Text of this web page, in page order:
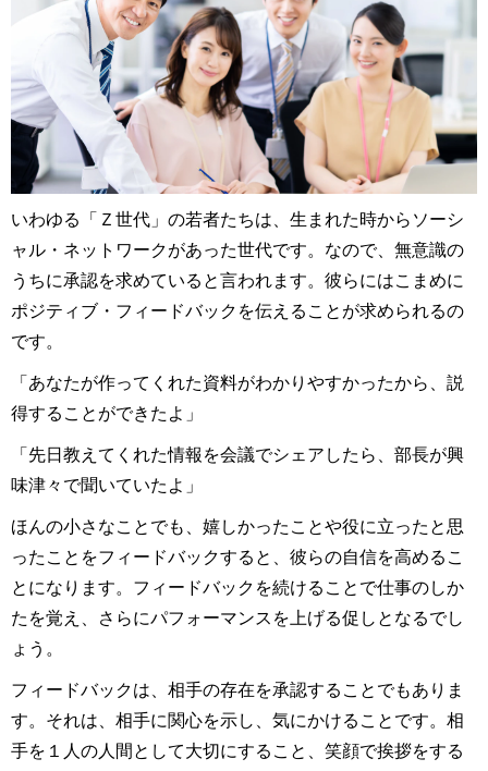
いわゆる「Ｚ世代」の若者たちは、生まれた時からソーシ
ャル・ネットワークがあった世代です。なので、無意識の
うちに承認を求めていると言われます。彼らにはこまめに
ポジティブ・フィードバックを伝えることが求められるの
です。
「あなたが作ってくれた資料がわかりやすかったから、説
得することができたよ」
「先日教えてくれた情報を会議でシェアしたら、部長が興
味津々で聞いていたよ」
ほんの小さなことでも、嬉しかったことや役に立ったと思
ったことをフィードバックすると、彼らの自信を高めるこ
とになります。フィードバックを続けることで仕事のしか
たを覚え、さらにパフォーマンスを上げる促しとなるでし
ょう。
フィードバックは、相手の存在を承認することでもありま
す。それは、相手に関心を示し、気にかけることです。相
手を１人の人間として大切にすること、笑顔で挨拶をする